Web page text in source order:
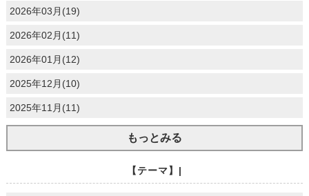
2026年03月(19)
2026年02月(11)
2026年01月(12)
2025年12月(10)
2025年11月(11)
もっとみる
【テーマ】|